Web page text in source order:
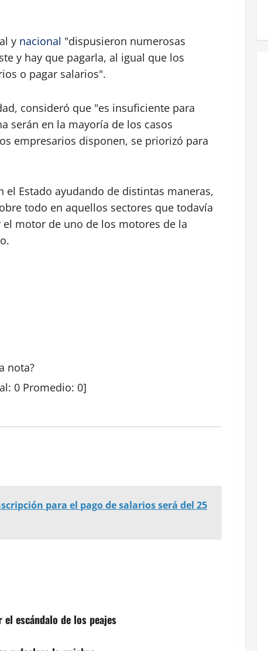
y nacional "dispusieron numerosas
y hay que pagarla, al igual que los
o pagar salarios".
consideró que "es insuficiente para
serán en la mayoría de los casos
empresarios disponen, se priorizó para
el Estado ayudando de distintas maneras,
todo en aquellos sectores que todavía
motor de uno de los motores de la
nota?
: 0 Promedio: 0]
para el pago de salarios será del 25
escándalo de los peajes